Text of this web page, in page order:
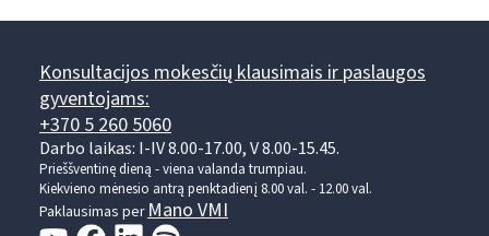
Konsultacijos mokesčių klausimais ir paslaugos
gyventojams:
+370 5 260 5060
Darbo laikas: I-IV 8.00-17.00, V 8.00-15.45.
Prieššventinę dieną - viena valanda trumpiau.
Kiekvieno mėnesio antrą penktadienį 8.00 val. - 12.00 val.
Paklausimas perMano VMI